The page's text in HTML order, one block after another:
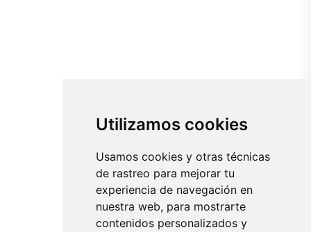
Utilizamos cookies
Usamos cookies y otras técnicas
de rastreo para mejorar tu
experiencia de navegación en
nuestra web, para mostrarte
contenidos personalizados y